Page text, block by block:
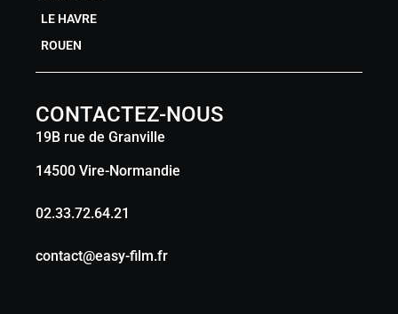
LE HAVRE
ROUEN
CONTACTEZ-NOUS
19B rue de Granville
14500 Vire-Normandie
02.33.72.64.21
contact@easy-film.fr